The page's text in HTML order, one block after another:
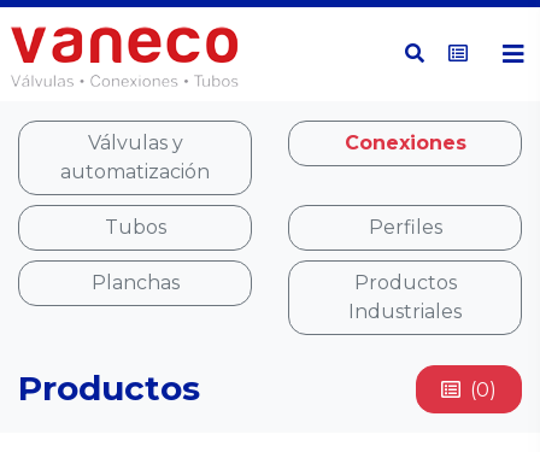
Válvulas y
automatización
Conexiones
Tubos Perfiles
Planchas
Productos
Industriales
Productos (0)